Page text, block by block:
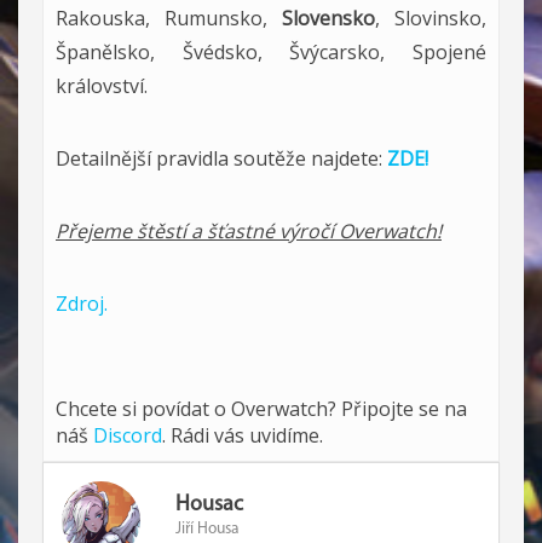
Rakouska, Rumunsko, Slovensko, Slovinsko,
Španělsko, Švédsko, Švýcarsko, Spojené
království.
Detailnější pravidla soutěže najdete: ZDE!
Přejeme štěstí a šťastné výročí Overwatch!
Zdroj.
Chcete si povídat o Overwatch? Připojte se na
náš Discord. Rádi vás uvidíme.
Housac
Jiří Housa